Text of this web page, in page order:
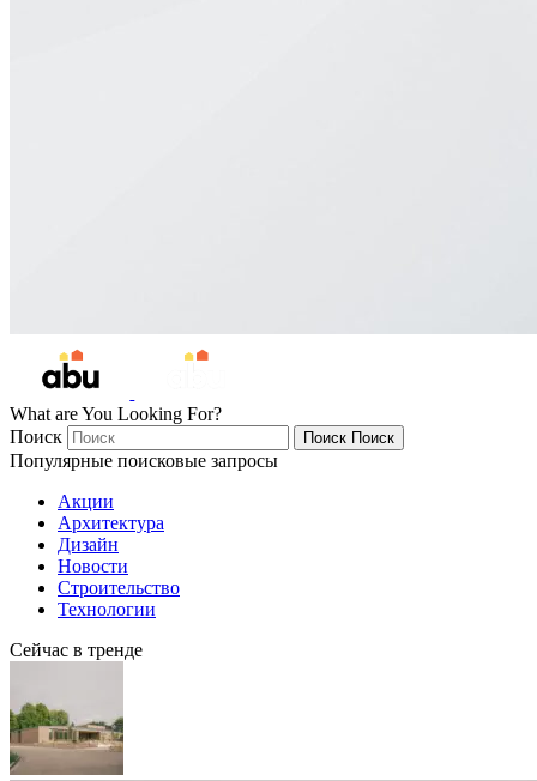
What are You Looking For?
Поиск
Поиск Поиск
Популярные поисковые запросы
Акции
Архитектура
Дизайн
Новости
Строительство
Технологии
Сейчас в тренде